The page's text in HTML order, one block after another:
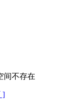
间不存在
]